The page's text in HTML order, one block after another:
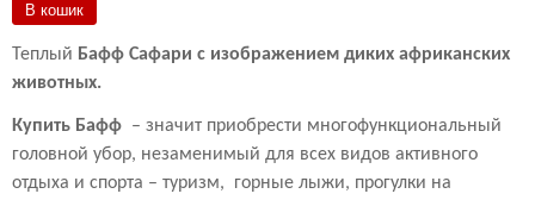
Теплый Бафф Сафари с изображением диких африканских
животных.
Купить Бафф – значит приобрести многофункциональный
головной убор, незаменимый для всех видов активного
отдыха и спорта – туризм, горные лыжи, прогулки на